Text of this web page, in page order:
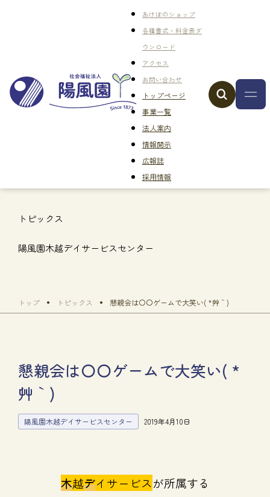
あけぼのショップ
各種書式・料金表ダ
ウンロード
アクセス
お問い合わせ
トップページ
事業一覧
法人案内
情報開示
広報誌
採用情報
トピックス
陽風園木越デイサービスセンター
トップ トピックス 懇親会は〇〇ゲームで大笑い( *´艸｀)
懇親会は〇〇ゲームで大笑い( *
´艸｀)
陽風園木越デイサービスセンター 2019年4月10日
木越デイサービスが所属する